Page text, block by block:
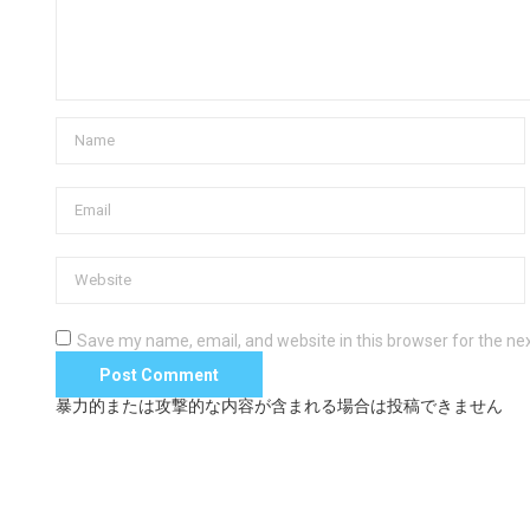
Save my name, email, and website in this browser for the
暴力的または攻撃的な内容が含まれる場合は投稿できません